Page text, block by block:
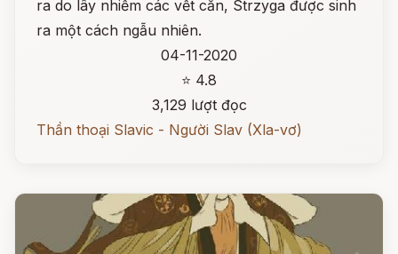
ra do lây nhiễm các vết cắn, Strzyga được sinh
ra một cách ngẫu nhiên.
04-11-2020
⭐ 4.8
3,129 lượt đọc
Thần thoại Slavic - Người Slav (Xla-vơ)